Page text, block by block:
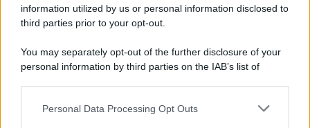
information utilized by us or personal information disclosed to
third parties prior to your opt-out.
You may separately opt-out of the further disclosure of your
personal information by third parties on the IAB’s list of
This information may also be disclosed by us to third parties
Personal Data Processing Opt Outs